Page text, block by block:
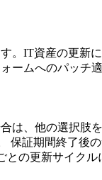
。IT資産の更
ームへのパッチ
、他の選択肢
保証期間終了後の
の更新サイクル